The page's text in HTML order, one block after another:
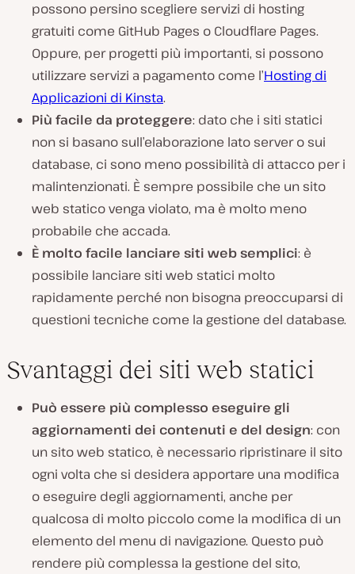
possono persino scegliere servizi di hosting
gratuiti come GitHub Pages o Cloudflare Pages.
Oppure, per progetti più importanti, si possono
utilizzare servizi a pagamento come l’Hosting di
Applicazioni di Kinsta.
Più facile da proteggere: dato che i siti statici
non si basano sull’elaborazione lato server o sui
database, ci sono meno possibilità di attacco per i
malintenzionati. È sempre possibile che un sito
web statico venga violato, ma è molto meno
probabile che accada.
È molto facile lanciare siti web semplici: è
possibile lanciare siti web statici molto
rapidamente perché non bisogna preoccuparsi di
questioni tecniche come la gestione del database.
Svantaggi dei siti web statici
Può essere più complesso eseguire gli
aggiornamenti dei contenuti e del design: con
un sito web statico, è necessario ripristinare il sito
ogni volta che si desidera apportare una modifica
o eseguire degli aggiornamenti, anche per
qualcosa di molto piccolo come la modifica di un
elemento del menu di navigazione. Questo può
rendere più complessa la gestione del sito,